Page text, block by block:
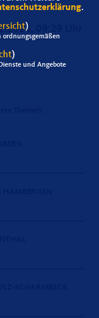
09:29 Uhr
Themen.
.
)
ordnungsgemäßen
)
und Angebote